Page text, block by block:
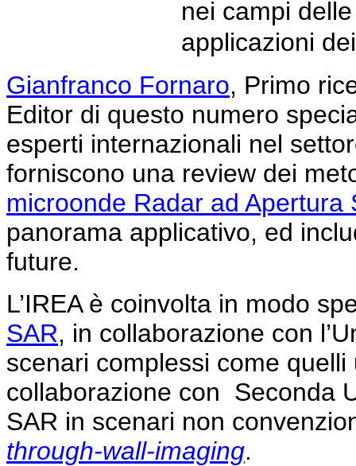
nei campi
applicazioni
Gianfranco Fornaro, Primo
Editor di questo numero
esperti internazionali nel
forniscono una review dei
microonde Radar ad Apertura
panorama applicativo, ed
future.
L’IREA è coinvolta in modo
SAR, in collaborazione con
scenari complessi come
collaborazione con Seconda
SAR in scenari non
through-wall-imaging.